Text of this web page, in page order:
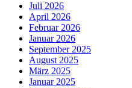
Juli 2026
April 2026
Februar 2026
Januar 2026
September 2025
August 2025
März 2025
Januar 2025